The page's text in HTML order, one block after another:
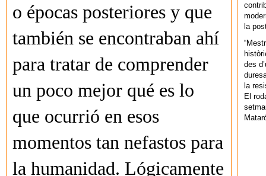
o épocas posteriores y que
también se encontraban ahí
para tratar de comprender
un poco mejor qué es lo
que ocurrió en esos
momentos tan nefastos para
la humanidad. Lógicamente
la
des
la
El